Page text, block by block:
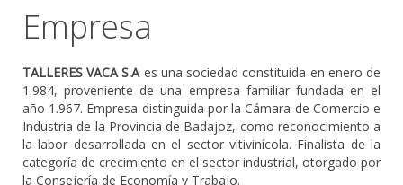
Empresa
TALLERES VACA S.Aes una sociedad constituida en enero de
1.984, proveniente de una empresa familiar fundada en el
año 1.967. Empresa distinguida por la Cámara de Comercio e
Industria de la Provincia de Badajoz, como reconocimiento a
la labor desarrollada en el sector vitivinícola. Finalista de la
categoría de crecimiento en el sector industrial, otorgado por
la Consejería de Economía y Trabajo.